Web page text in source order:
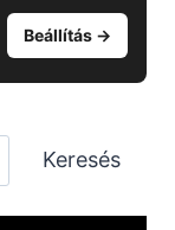
Beállítás →
Keresés